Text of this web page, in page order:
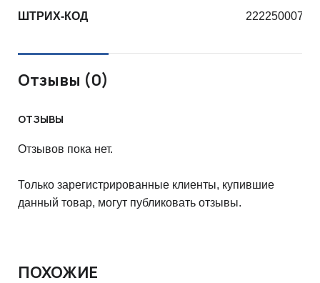
ШТРИХ-КОД
Отзывы (0)
ОТЗЫВЫ
Отзывов пока нет.
Только зарегистрированные клиенты, купившие
данный товар, могут публиковать отзывы.
ПОХОЖИЕ